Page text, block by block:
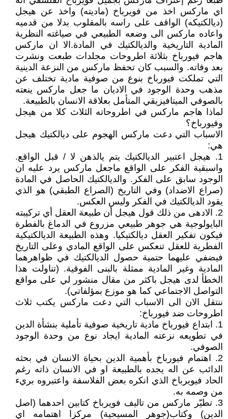
اي ماركس اخذ من فويرباخ (ماديته) واخذ عن هيجل
(ديالكتيكه) الواقف على راسه بالمقلوب بدلا من قدميه
واعاده ماركس الى وضعه الطبيعي في صياغته النظرية
المادية التاريخية والديالكتيك في المادة.الا ان ماركس
هاجم فيورباخ بثلاثة اطروحات مجلدات طبعت ونشرت
بعد وفاته. والسبب كان تحفظ ماركس من النزعة الدينية
التي تملكت فيورباخ بنوع من صوفية مادية تختلف عن
مذهب وحدة الوجود في الاديان ما جعل ماركس ينعته
بالصوفي الميتافيزيقي المتأمل بعلاقة الانسان بالطبيعة.
لماذا هاجم ماركس في اطروحاته الثلاث كلا من هيجل
وفيورباخ؟
الاسباب التي دعت ماركس الهجوم على ديالكتيك هيجل
هي:
1. هيجل اعتبير الديالكتيك يتم يالذهن لا / قبل الواقع.
واسبقية الفكر على الواقع ماجعل ماركس يرد عليه ان
الوجود سابق على الفكر. والديالكتيك الحاصل في المادة
(صراع الاضداد) وفي التاريخ (الصراع الطبقي) هو الذي
يقود الديالكتيك في الفكر وليس العكس.
2. الادهى من ذلك قول هيجل أن طبيعة العقل أي تركيبته
البايولوجية هي جوهر طبيعي مزروع في الدماغ بالفطرة
فيكون تفكير العقل ديالكتيكيا. وهذه الطبيعة الديالكتيكية
الفطرية للعقل تنعكس على الواقع المادي وعلى التاريخ
فيضفي عليهما حتمية حصول الديالكتيك في ظواهرهما
المادية وغير المادية ممثلة بالبنى الفوقية. (تناولت هذا
الخطأ لدى هيجل باكثر من مقال منشور لي على مواقع
التواصل الاجتماعي كما هو موزع بمؤلفاتي).
ننتقل الان الى الاسباب التي دعت ماركس يكتب ثلاث
اطروحات ضد فيورباخ:
1. ابتداع فيورباخ مادية تاريخية صوفية تأملية بنشأة الدين
في تطويعه نزعته المادية ايجاد نوع من وحدة الوجود
الصوفي.
2. اهتمام فيورباخ بأهمية الدين بحياة الانسان في بحثه
الدائب عن اله يجده بالطبيعة او في الانسان ذاته رغم
الحاد فيويرباخ الذي انكره بعض الفلاسفة واعتبروه بريء
من وصمه به.
3. تطيّر ماركس من تاليف فويرباخ كتابين احدهما (اصل
الدين) وكتاب(جوهر المسيحية) مركزا اهتمامه اي